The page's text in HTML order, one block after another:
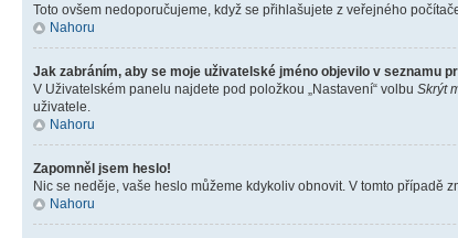
Toto ovšem nedoporučujeme, když se přihlašujete z veřejného
Nahoru
Jak zabráním, aby se moje uživatelské jméno objevilo v seznamu
V Uživatelském panelu najdete pod položkou „Nastavení“ volbu Skrýt
uživatele.
Nahoru
Zapomněl jsem heslo!
Nic se neděje, vaše heslo můžeme kdykoliv obnovit. V tomto případě
Nahoru